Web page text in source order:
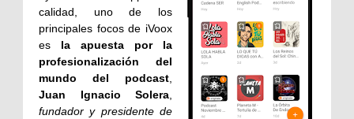
calidad, uno de los
principales focos de iVoox
es la apuesta por la
profesionalización del
mundo del podcast,
Juan Ignacio Solera,
fundador y presidente de